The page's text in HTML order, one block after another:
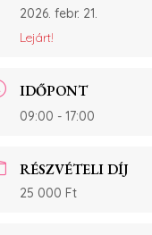
2026. febr. 21.
Lejárt!
IDŐPONT
09:00 - 17:00
RÉSZVÉTELI DÍJ
25 000 Ft